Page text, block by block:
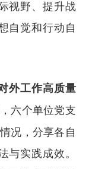
视野、提升战
自觉和行动自
外工作高质量
六个单位党支
况，分享各自
实践成效。